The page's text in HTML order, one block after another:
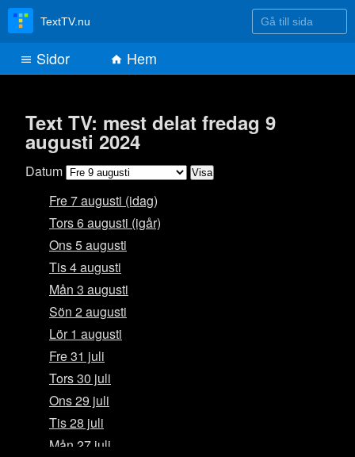
Text TV: mest delat fredag 9
augusti 2024
Datum
Fre 7 augusti (idag)
Tors 6 augusti (igår)
Ons 5 augusti
Tis 4 augusti
Mån 3 augusti
Sön 2 augusti
Lör 1 augusti
Fre 31 juli
Tors 30 juli
Ons 29 juli
Tis 28 juli
Mån 27 juli
TextTV.nu Gå till sida
Sidor Hem